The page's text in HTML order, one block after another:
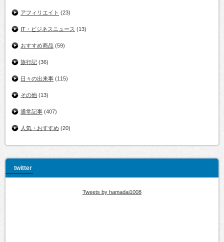
アフィリエイト (23)
IT・ビジネスニュース (13)
おすすめ商品 (59)
旅行記 (36)
日々の出来事 (115)
その他 (13)
通常記事 (407)
人気・おすすめ (20)
twitter
Tweets by hamadai1008